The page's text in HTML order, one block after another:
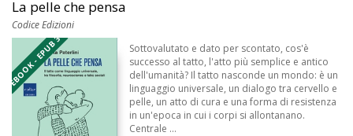
La pelle che pensa
Codice Edizioni
EBOOK - EPUB 3
Sottovalutato e dato per scontato, cos'è
successo al tatto, l'atto più semplice e antico
dell'umanità? Il tatto nasconde un mondo: è un
linguaggio universale, un dialogo tra cervello e
pelle, un atto di cura e una forma di resistenza
in un'epoca in cui i corpi si allontanano.
Centrale ...